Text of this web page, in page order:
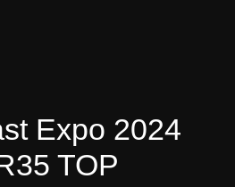
Expo 2024
TOP